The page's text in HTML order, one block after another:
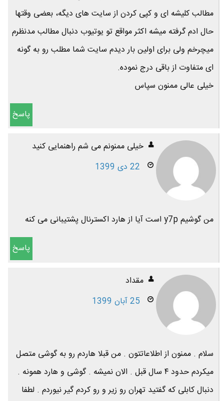
مطالب کلیشه ای و کپی کردن از سایت های دیگه، بعضی وقتها
حال ادم گرفته میشه اکثر مواقع تو یوتیوب دنبال مطالب مدنظرم
میچرخم ولی برای اولین بار دیدم سایت شما مطلب رو به گونه
ای متفاوت از باقی درج نموده.
خیلی عالی ممنون سپاس
پاسخ
خیلی ممنونم می شم راهنمایی کنید
22 دی 1399
من گوشیم y7p است آیا از هارد اکسترنال پشتیبانی می کنه
پاسخ
مقداد
25 آبان 1399
سلام . ممنون از اطلاعاتتون . من قبلا هاردم رو به گوشی متصل
میکردم حدود ۴ سال قبل . الان نمیشه . گوشی و هارد همونه .
دنبال کابلی که گفتید تهران رو زیر و رو کردم گیر نیوردم . لطفا